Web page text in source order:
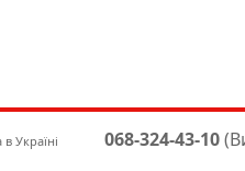
Україні
068-324-43-10